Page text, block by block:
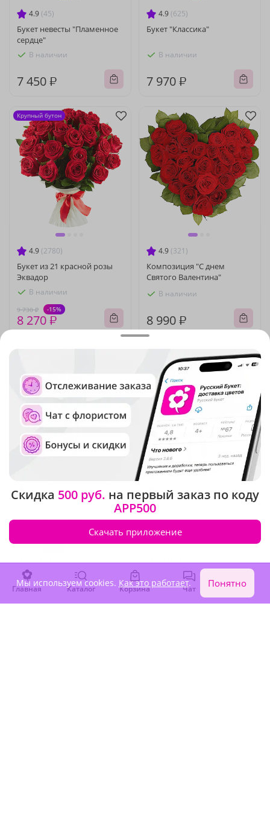
4.9 (45)
Букет невесты "Пламенное
сердце"
В наличии
7 450 ₽
4.9 (625)
Букет "Классика"
В наличии
7 970 ₽
4.9 (2780)
Букет из 21 красной розы
Эквадор
В наличии
9 730 ₽ -15%
8 270 ₽
Крупный бутон
4.9 (321)
Композиция "С днем
Святого Валентина"
В наличии
8 990 ₽
Букет из 7 красных роз
3 860 ₽
4.9(4622)
Букет "Амур"
В наличии
4 200 ₽
Главная Каталог Корзина Чат Войти
Скидка 500 руб. на первый заказ по коду
APP500
Скачать приложение
Мы используем cookies. Как это работает. Понятно